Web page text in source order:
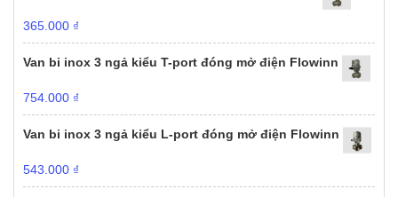
365.000 ₫
Van bi inox 3 ngả kiểu T-port đóng mở điện Flowinn
754.000 ₫
Van bi inox 3 ngả kiểu L-port đóng mở điện Flowinn
543.000 ₫